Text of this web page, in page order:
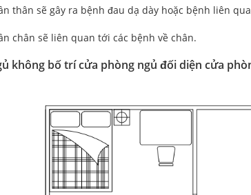
thân sẽ gây ra bệnh đau dạ dày hoặc bệnh liên
chân sẽ liên quan tới các bệnh về chân.
không bố trí cửa phòng ngủ đối diện cửa